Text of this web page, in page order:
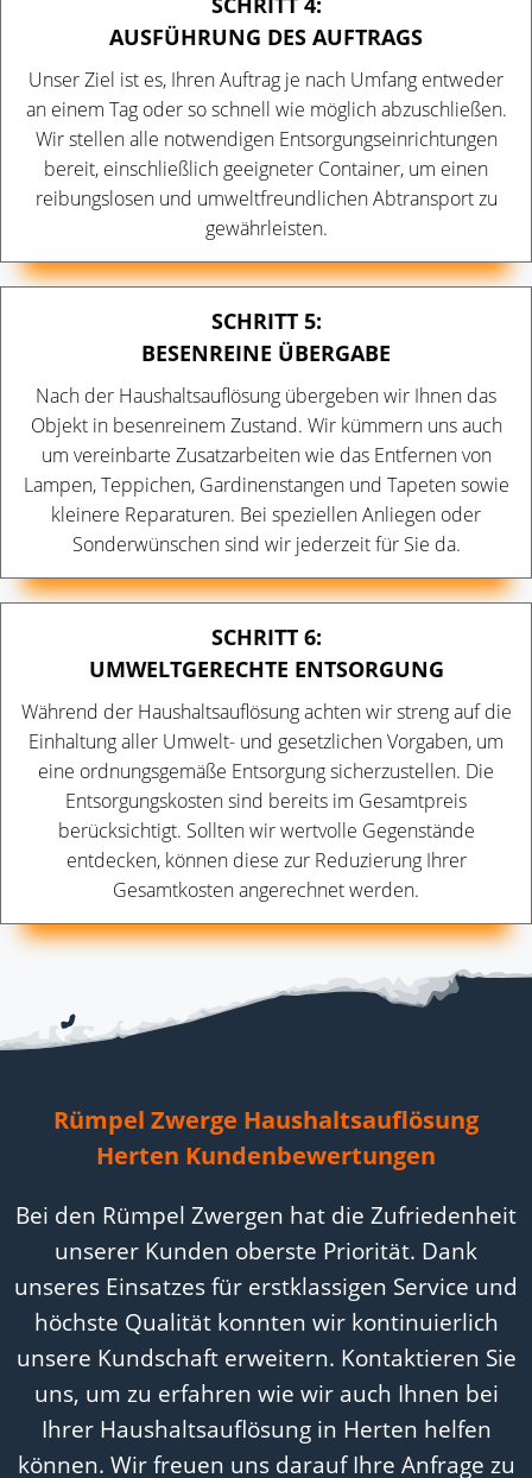
AUSFÜHRUNG DES AUFTRAGS
Unser Ziel ist es, Ihren Auftrag je nach Umfang entweder
an einem Tag oder so schnell wie möglich abzuschließen.
Wir stellen alle notwendigen Entsorgungseinrichtungen
bereit, einschließlich geeigneter Container, um einen
reibungslosen und umweltfreundlichen Abtransport zu
gewährleisten.
SCHRITT 5:
BESENREINE ÜBERGABE
Nach der Haushaltsauflösung übergeben wir Ihnen das
Objekt in besenreinem Zustand. Wir kümmern uns auch
um vereinbarte Zusatzarbeiten wie das Entfernen von
Lampen, Teppichen, Gardinenstangen und Tapeten sowie
kleinere Reparaturen. Bei speziellen Anliegen oder
Sonderwünschen sind wir jederzeit für Sie da.
SCHRITT 6:
UMWELTGERECHTE ENTSORGUNG
Während der Haushaltsauflösung achten wir streng auf die
Einhaltung aller Umwelt- und gesetzlichen Vorgaben, um
eine ordnungsgemäße Entsorgung sicherzustellen. Die
Entsorgungskosten sind bereits im Gesamtpreis
berücksichtigt. Sollten wir wertvolle Gegenstände
entdecken, können diese zur Reduzierung Ihrer
Gesamtkosten angerechnet werden.
Rümpel Zwerge Haushaltsauflösung
Herten Kundenbewertungen
Bei den Rümpel Zwergen hat die Zufriedenheit
unserer Kunden oberste Priorität. Dank
unseres Einsatzes für erstklassigen Service und
höchste Qualität konnten wir kontinuierlich
unsere Kundschaft erweitern. Kontaktieren Sie
uns, um zu erfahren wie wir auch Ihnen bei
Ihrer Haushaltsauflösung in Herten helfen
können. Wir freuen uns darauf Ihre Anfrage zu